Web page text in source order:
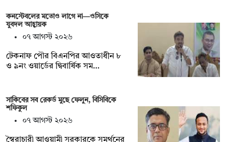
কনস্টেবলের মতোও লাগে না—ওসিকে
যুবদল আহ্বায়ক
০৭ আগস্ট ২০২৬
টেকনাফ পৌর বিএনপির আওতাধীন ৮
ও ৯নং ওয়ার্ডের দ্বিবার্ষিক সম…
সাকিবের সব রেকর্ড মুছে ফেলুন, বিসিবিকে
শফিকুল
০৭ আগস্ট ২০২৬
স্বৈরাচারী আওয়ামী সরকারকে সমর্থনের